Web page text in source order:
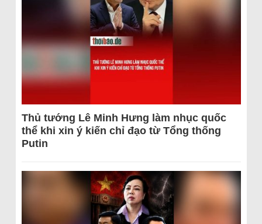
Thủ tướng Lê Minh Hưng làm nhục quốc
thể khi xin ý kiến chỉ đạo từ Tổng thống
Putin